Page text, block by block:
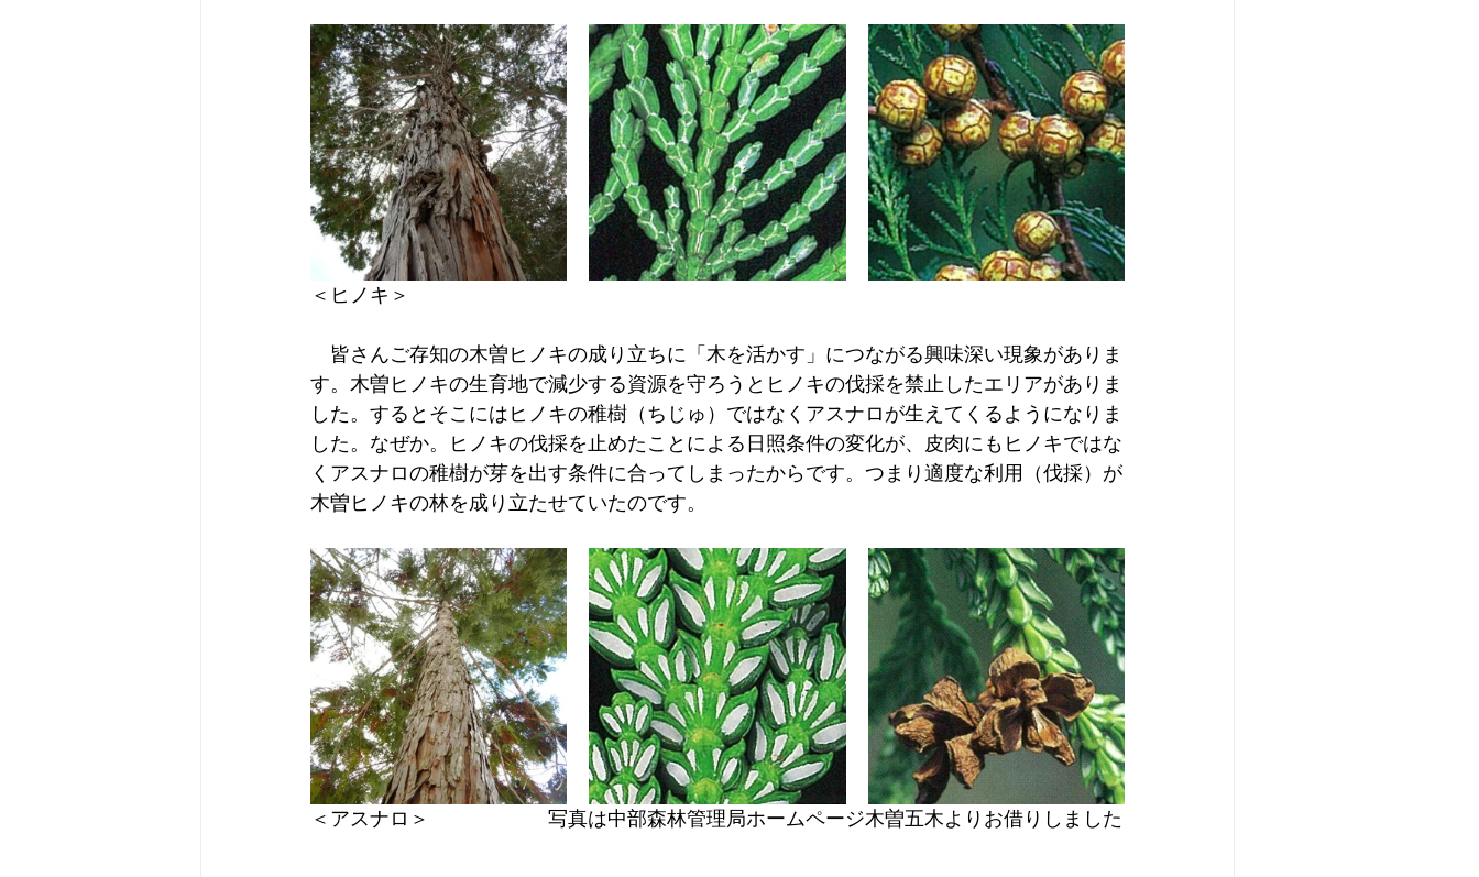
＜ヒノキ＞
皆さんご存知の木曽ヒノキの成り立ちに「木を活かす」につながる興味深い現象がありま
す。木曽ヒノキの生育地で減少する資源を守ろうとヒノキの伐採を禁止したエリアがありま
した。するとそこにはヒノキの稚樹（ちじゅ）ではなくアスナロが生えてくるようになりま
した。なぜか。ヒノキの伐採を止めたことによる日照条件の変化が、皮肉にもヒノキではな
くアスナロの稚樹が芽を出す条件に合ってしまったからです。つまり適度な利用（伐採）が
木曽ヒノキの林を成り立たせていたのです。
＜アスナロ＞　　　　　　写真は中部森林管理局ホームページ木曽五木よりお借りしました